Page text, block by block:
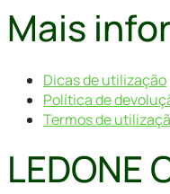
Mais
Dicas de utilização
Política de
Termos de
LEDONE